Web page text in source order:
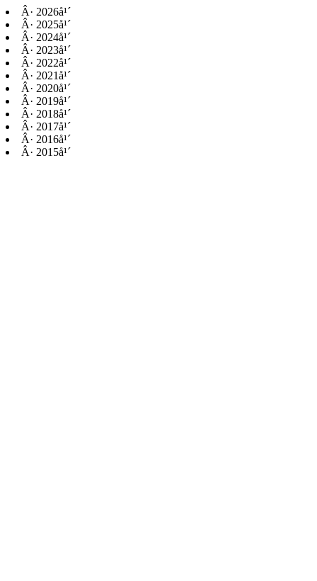
Â· 2026å¹´
Â· 2025å¹´
Â· 2024å¹´
Â· 2023å¹´
Â· 2022å¹´
Â· 2021å¹´
Â· 2020å¹´
Â· 2019å¹´
Â· 2018å¹´
Â· 2017å¹´
Â· 2016å¹´
Â· 2015å¹´